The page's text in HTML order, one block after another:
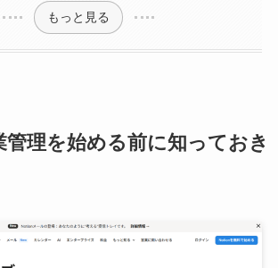
もっと見る
理を始める前に知っておき